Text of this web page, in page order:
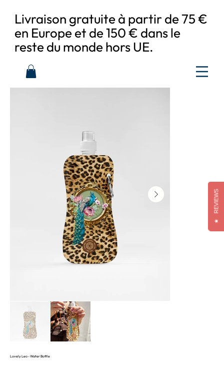
Livraison gratuite à partir de 75 €
en Europe et de 150 € dans le
reste du monde hors UE.
Lovely Leo - Water Bottle
★
REVIEWS